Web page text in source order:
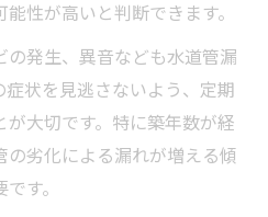
性が高いと判断できます。
の発生、異音なども水道管漏
状を見逃さないよう、定期
大切です。特に築年数が経
の劣化による漏れが増える傾
す。